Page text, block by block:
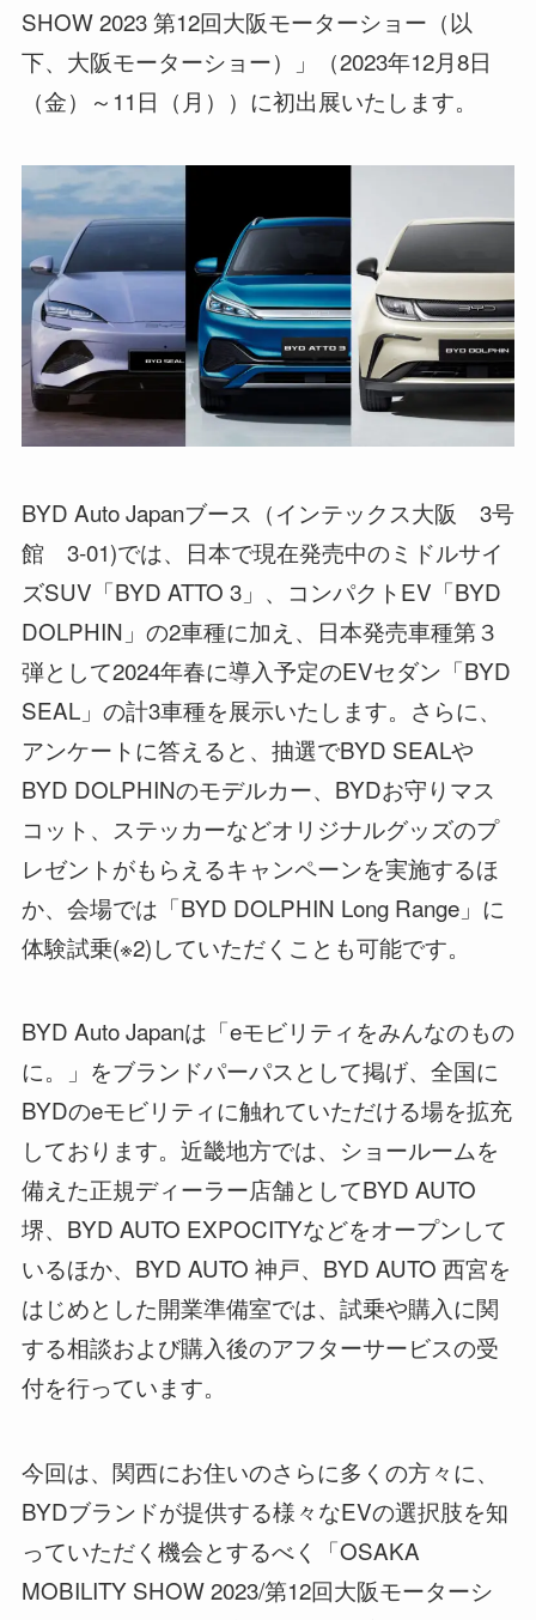
SHOW 2023 第12回大阪モーターショー（以
下、大阪モーターショー）」（2023年12月8日
（金）～11日（月））に初出展いたします。
BYD Auto Japanブース（インテックス大阪 3号
館 3-01)では、日本で現在発売中のミドルサイ
ズSUV「BYD ATTO 3」、コンパクトEV「BYD
DOLPHIN」の2車種に加え、日本発売車種第３
弾として2024年春に導入予定のEVセダン「BYD
SEAL」の計3車種を展示いたします。さらに、
アンケートに答えると、抽選でBYD SEALや
BYD DOLPHINのモデルカー、BYDお守りマス
コット、ステッカーなどオリジナルグッズのプ
レゼントがもらえるキャンペーンを実施するほ
か、会場では「BYD DOLPHIN Long Range」に
体験試乗(※2)していただくことも可能です。
BYD Auto Japanは「eモビリティをみんなのもの
に。」をブランドパーパスとして掲げ、全国に
BYDのeモビリティに触れていただける場を拡充
しております。近畿地方では、ショールームを
備えた正規ディーラー店舗としてBYD AUTO
堺、BYD AUTO EXPOCITYなどをオープンして
いるほか、BYD AUTO 神戸、BYD AUTO 西宮を
はじめとした開業準備室では、試乗や購入に関
する相談および購入後のアフターサービスの受
付を行っています。
今回は、関西にお住いのさらに多くの方々に、
BYDブランドが提供する様々なEVの選択肢を知
っていただく機会とするべく「OSAKA
MOBILITY SHOW 2023/第12回大阪モーターシ